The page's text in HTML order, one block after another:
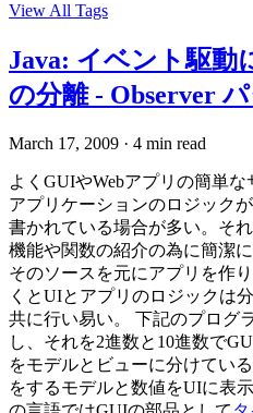
View All Tags
Java: イベント駆動
の分離 - Observer
March 17, 2009 · 4 min read
よくGUIやWebアプリの簡単
アプリケーションのロジック
書かれている場合が多い。そ
機能や関数の紹介の為に簡潔
そのソースを元にアプリを作
くとUIとアプリのロジックは
共に行い易い。 下記のプログ
し、それを2進数と10進数で
をモデルとビューに分けてい
をするモデルと数値をUIに表